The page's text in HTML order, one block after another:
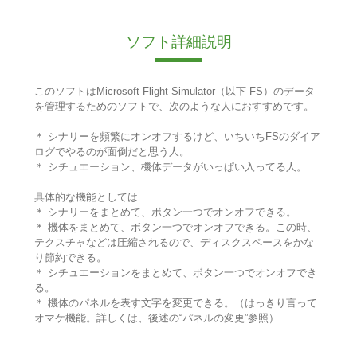
ソフト詳細説明
このソフトはMicrosoft Flight Simulator（以下 FS）のデータ
を管理するためのソフトで、次のような人におすすめです。
＊ シナリーを頻繁にオンオフするけど、いちいちFSのダイア
ログでやるのが面倒だと思う人。
＊ シチュエーション、機体データがいっぱい入ってる人。
具体的な機能としては
＊ シナリーをまとめて、ボタン一つでオンオフできる。
＊ 機体をまとめて、ボタン一つでオンオフできる。この時、
テクスチャなどは圧縮されるので、ディスクスペースをかな
り節約できる。
＊ シチュエーションをまとめて、ボタン一つでオンオフでき
る。
＊ 機体のパネルを表す文字を変更できる。（はっきり言って
オマケ機能。詳しくは、後述の“パネルの変更”参照）